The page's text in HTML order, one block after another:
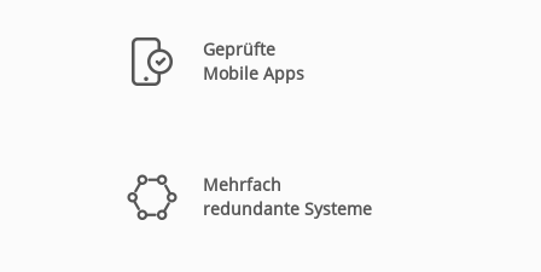
Geprüfte
Mobile Apps
Mehrfach
redundante Systeme